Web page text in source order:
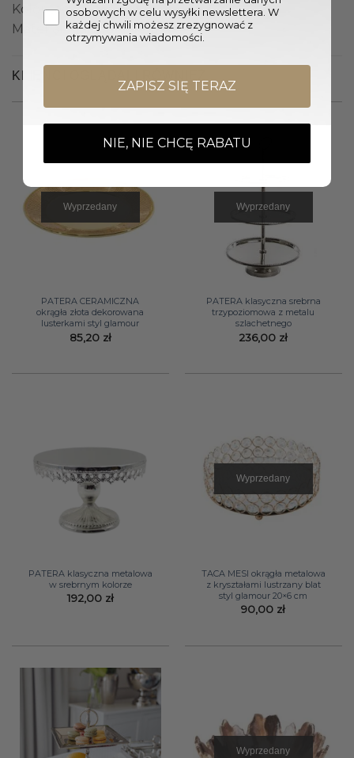
Kolor tacy: Biały, Złoty
Materiał: Marmur, Metal
KLIENCI OGLĄDALI RÓWNIEŻ
Wyprzedany
PATERA CERAMICZNA
okrągła złota dekorowana
lusterkami styl glamour
85,20 zł
Wyprzedany
PATERA klasyczna srebrna
trzypoziomowa z metalu
szlachetnego
236,00 zł
PATERA klasyczna metalowa
w srebrnym kolorze
192,00 zł
Wyprzedany
TACA MESI okrągła metalowa
z kryształami lustrzany blat
styl glamour 20×6 cm
90,00 zł
Wyprzedany
osobowych w celu wysyłki newslettera. W
każdej chwili możesz zrezygnować z
otrzymywania wiadomości.
ZAPISZ SIĘ TERAZ
NIE, NIE CHCĘ RABATU